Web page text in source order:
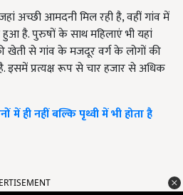
अच्छी आमदनी मिल रही है, वहीं गांव में
है. पुरुषों के साथ महिलाएं भी यहां
खेती से गांव के मजदूर वर्ग के लोगों की
इसमें प्रत्यक्ष रूप से चार हजार से अधिक
में ही नहीं बल्कि पृथ्वी में भी होता है